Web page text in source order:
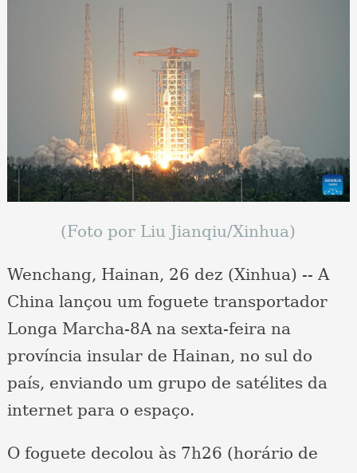
(Foto por Liu Jianqiu/Xinhua)
Wenchang, Hainan, 26 dez (Xinhua) -- A
China lançou um foguete transportador
Longa Marcha-8A na sexta-feira na
província insular de Hainan, no sul do
país, enviando um grupo de satélites da
internet para o espaço.
O foguete decolou às 7h26 (horário de